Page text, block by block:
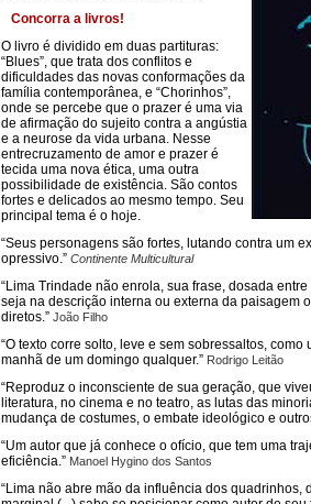
Concorra a livros!
O livro é dividido em duas partituras:
“Blues”, que trata dos conflitos e
dificuldades das novas conformações da
família contemporânea, e “Chorinhos”,
onde se percebe que o prazer é uma via
de afirmação do sujeito contra a angústia
e a neurose da vida urbana. Nesse
entrecruzamento de amor e prazer é
tecida uma nova ética, uma outra
possibilidade de existência. São contos
fortes e delicados ao mesmo tempo. Seu
principal tema é o hoje.
“Seus personagens são fortes, lutando contra um
opressivo.” Continente Multicultural
“Lima Trindade não enrola, sua frase, dosada
seja na descrição interna ou externa da paisagem
diretos.” João Filho
“O texto corre solto, leve e sem sobressaltos,
manhã de um domingo qualquer.” Rodrigo Leitão
“Reproduz o inconsciente de sua geração, que
literatura, no cinema e no teatro, as lutas das
mudança de costumes, o embate ideológico e
“Um autor que já conhece o ofício, que tem uma
eficiência.” Manoel Hygino dos Santos
“Lima não abre mão da influência dos quadrinhos,